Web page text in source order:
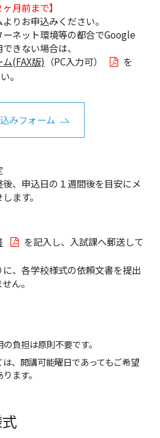
月前まで】
りお申込みください。
ネット環境等の都合でGoogle
きない場合は、
(FAX版) （PC入力可）
を
。
みフォーム
、申込日の１週間後を目安にメ
ます。
を記入し、入試課へ郵送して
、各学校様式の依頼文書を提出
ん。
負担は原則不要です。
、開講可能曜日であってもご希望
ます。